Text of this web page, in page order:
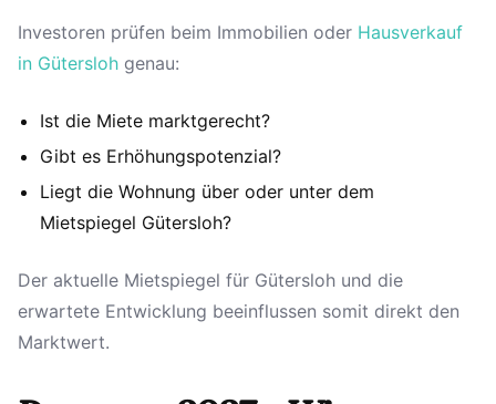
Investoren prüfen beim Immobilien oder Hausverkauf
in Gütersloh genau:
Ist die Miete marktgerecht?
Gibt es Erhöhungspotenzial?
Liegt die Wohnung über oder unter dem
Mietspiegel Gütersloh?
Der aktuelle Mietspiegel für Gütersloh und die
erwartete Entwicklung beeinflussen somit direkt den
Marktwert.